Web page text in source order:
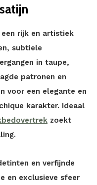
rijk en artistiek
subtiele
in taupe,
patronen en
voor een elegante en
karakter. Ideaal
zoekt
en verfijnde
en exclusieve sfeer